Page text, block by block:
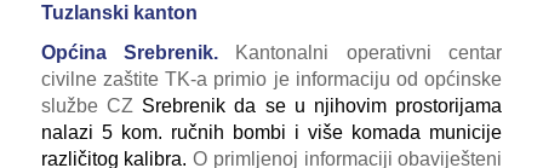
Tuzlanski kanton
Općina Srebrenik. Kantonalni operativni centar
civilne zaštite TK-a primio je informaciju od općinske
službe CZ Srebrenik da se u njihovim prostorijama
nalazi 5 kom. ručnih bombi i više komada municije
različitog kalibra.O primljenoj informaciji obaviješteni